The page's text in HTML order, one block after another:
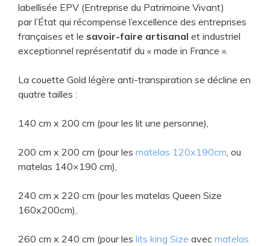
labellisée EPV (Entreprise du Patrimoine Vivant)
par l’État qui récompense l’excellence des entreprises
françaises et le savoir-faire artisanal et industriel
exceptionnel représentatif du « made in France ».
La couette Gold légère anti-transpiration se décline en
quatre tailles :
140 cm x 200 cm (pour les lit une personne),
200 cm x 200 cm (pour les matelas 120x190cm , ou
matelas 140×190 cm),
240 cm x 220 cm (pour les matelas Queen Size
160x200cm),
260 cm x 240 cm (pour les lits king Size avec matelas